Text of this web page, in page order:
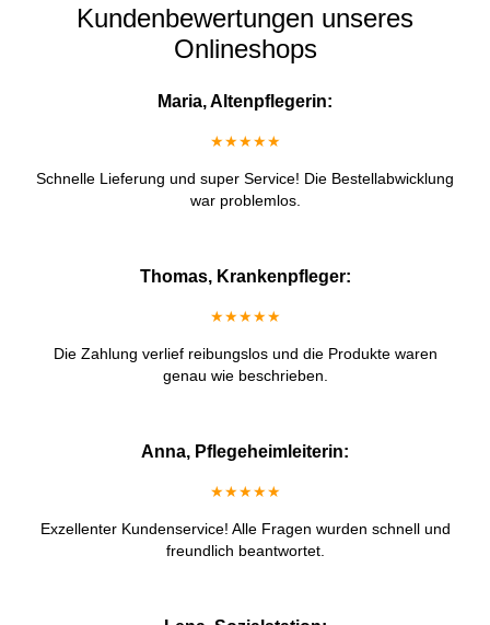
Kundenbewertungen unseres
Onlineshops
Maria, Altenpflegerin:
★★★★★
Schnelle Lieferung und super Service! Die Bestellabwicklung
war problemlos.
Thomas, Krankenpfleger:
★★★★★
Die Zahlung verlief reibungslos und die Produkte waren
genau wie beschrieben.
Anna, Pflegeheimleiterin:
★★★★★
Exzellenter Kundenservice! Alle Fragen wurden schnell und
freundlich beantwortet.